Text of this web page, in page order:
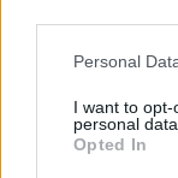
Personal
I want to
personal data.
Opted In
una presenza a
di TikTok”.